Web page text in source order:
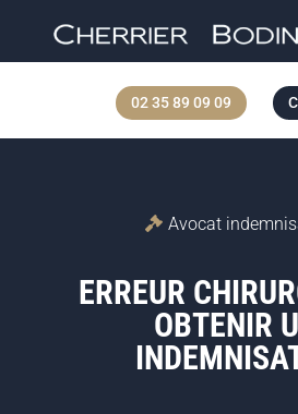
02 35 89 09 09
Avocat
ERREUR
OBTENIR